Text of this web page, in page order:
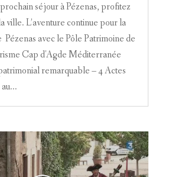
séjour à Pézenas, profitez
ville. L’aventure continue pour la
avec le Pôle Patrimoine de
Cap d'Agde Méditerranée
remarquable – 4 Actes